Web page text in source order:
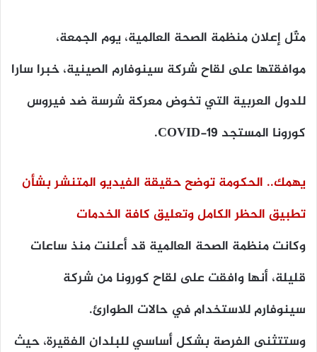
مثّل إعلانمنظمة الصحة العالمية، يوم الجمعة،
موافقتها على لقاح شركة سينوفارم الصينية، خبرا سارا
للدول العربية التي تخوض معركة شرسة ضد فيروس
كورونا المستجد COVID-19.
يهمك.. الحكومة توضح حقيقة الفيديو المتنشر بشأن
تطبيق الحظر الكامل وتعليق كافة الخدمات
وكانت منظمة الصحة العالمية قد أعلنت منذ ساعات
قليلة، أنها وافقت على لقاح كورونا من شركة
سينوفارم للاستخدام في حالات الطوارئ.
وستتثنى الفرصة بشكل أساسي للبلدان الفقيرة، حيث